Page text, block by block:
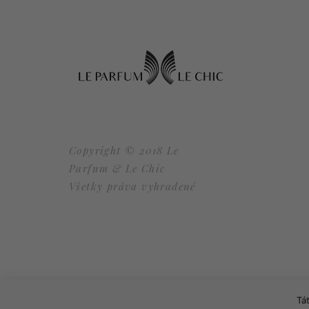
Copyright © 2018 Le
Parfum & Le Chic
Všetky práva vyhradené